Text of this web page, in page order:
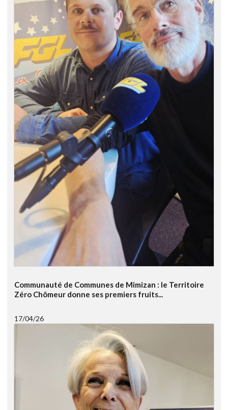
Communauté de Communes de Mimizan : le Territoire
Zéro Chômeur donne ses premiers fruits...
17/04/26